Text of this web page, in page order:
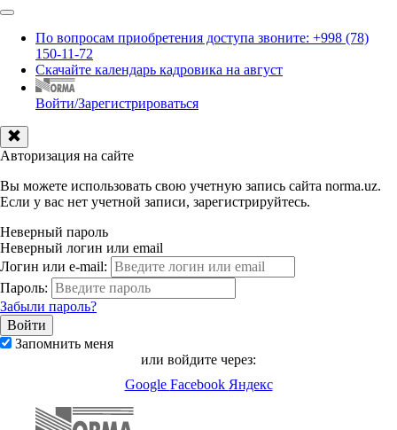
По вопросам приобретения доступа звоните: +998 (78)
150-11-72
Скачайте календарь кадровика на август
Войти/Зарегистрироваться
Авторизация на сайте
Вы можете использовать свою учетную запись сайта norma.uz.
Если у вас нет учетной записи, зарегистрируйтесь.
Неверный пароль
Неверный логин или email
Логин или e-mail:
Пароль:
Забыли пароль?
Запомнить меня
или войдите через:
Google Facebook Яндекс